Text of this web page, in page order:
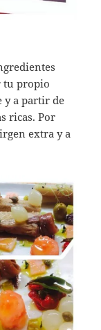
tu propio
y a partir de
ricas. Por
extra y a